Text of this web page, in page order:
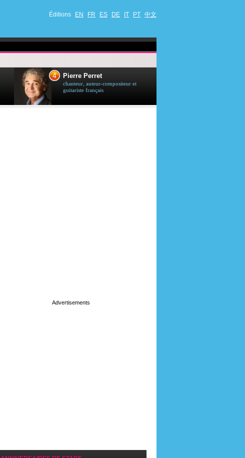
Éditions EN FR ES DE IT PT 中文
4 Pierre Perret
chanteur, auteur-compositeur et
guitariste français